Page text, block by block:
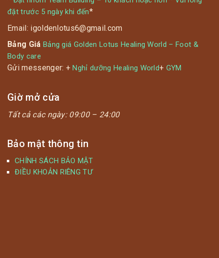
đặt trước 5 ngày khi đến*
Email: igoldenlotus6@gmail.com
Bảng Giá Bảng giá Golden Lotus Healing World – Foot &
Body care
Gửi messenger: +Nghỉ dưỡng Healing World+ GYM
Giờ mở cửa
Tất cả các ngày: 09:00 – 24:00
Bảo mật thông tin
CHÍNH SÁCH BẢO MẬT
ĐIỀU KHOẢN RIÊNG TƯ